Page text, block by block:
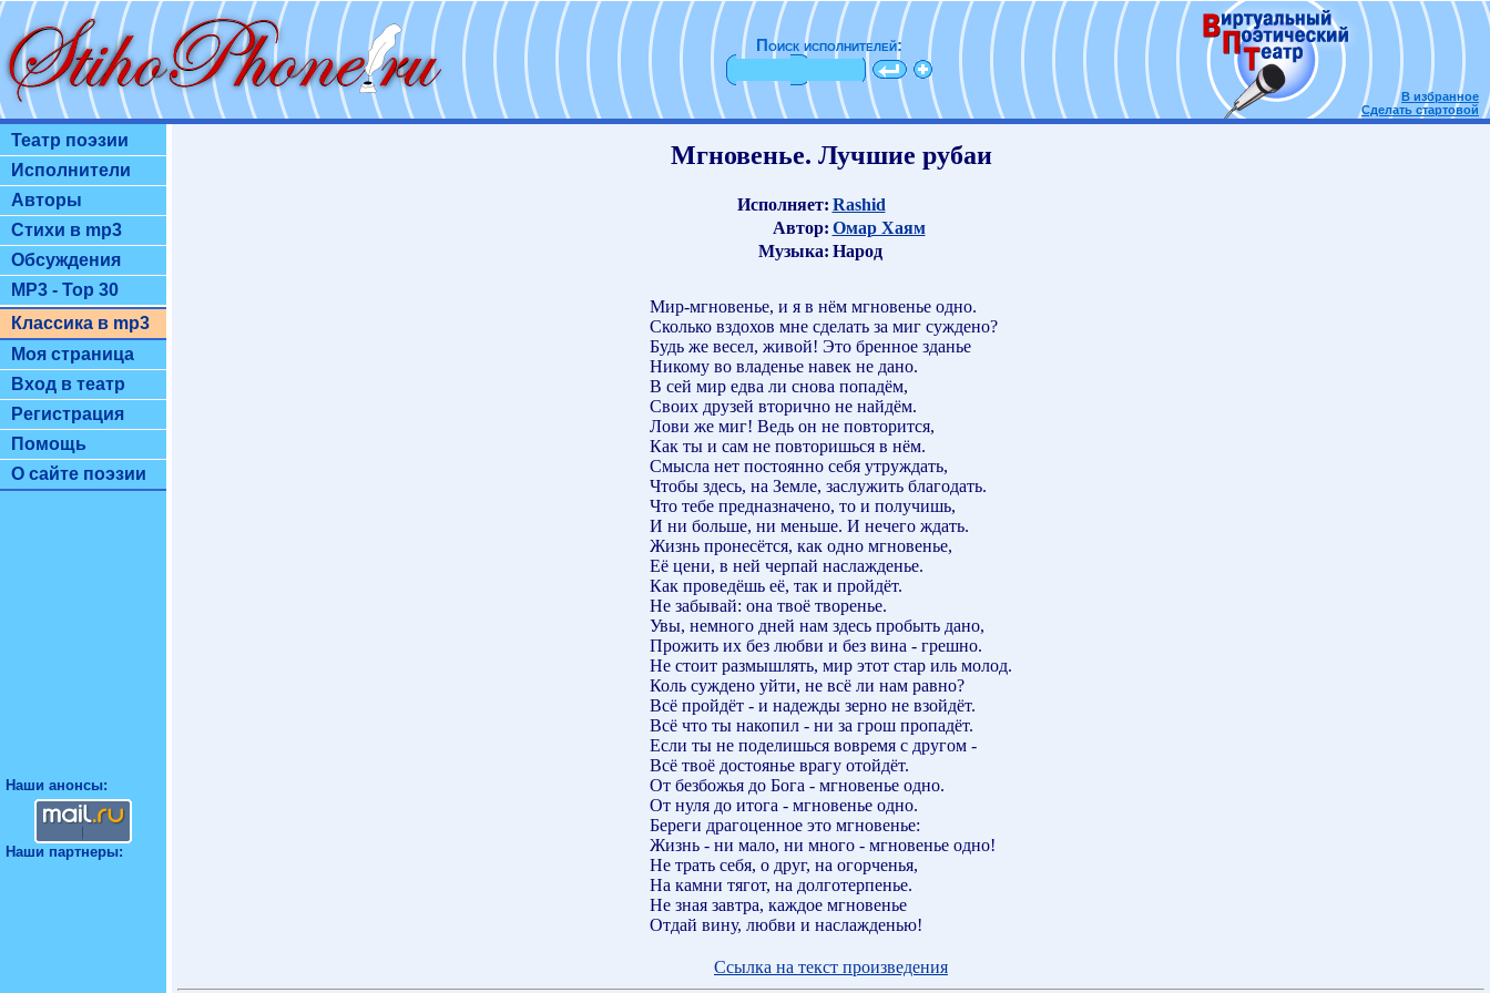
Поиск исполнителей:
В избранное
Сделать стартовой
Театр поэзии
Исполнители
Авторы
Стихи в mp3
Обсуждения
MP3 - Top 30
Классика в mp3
Моя страница
Вход в театр
Регистрация
Помощь
О сайте поэзии
Наши анонсы:
Наши партнеры:
Мгновенье. Лучшие рубаи
Исполняет: Rashid
Автор: Омар Хаям
Музыка: Народ
Мир-мгновенье, и я в нём мгновенье одно.
Сколько вздохов мне сделать за миг суждено?
Будь же весел, живой! Это бренное зданье
Никому во владенье навек не дано.
В сей мир едва ли снова попадём,
Своих друзей вторично не найдём.
Лови же миг! Ведь он не повторится,
Как ты и сам не повторишься в нём.
Смысла нет постоянно себя утруждать,
Чтобы здесь, на Земле, заслужить благодать.
Что тебе предназначено, то и получишь,
И ни больше, ни меньше. И нечего ждать.
Жизнь пронесётся, как одно мгновенье,
Её цени, в ней черпай наслажденье.
Как проведёшь её, так и пройдёт.
Не забывай: она твоё творенье.
Увы, немного дней нам здесь пробыть дано,
Прожить их без любви и без вина - грешно.
Не стоит размышлять, мир этот стар иль молод.
Коль суждено уйти, не всё ли нам равно?
Всё пройдёт - и надежды зерно не взойдёт.
Всё что ты накопил - ни за грош пропадёт.
Если ты не поделишься вовремя с другом -
Всё твоё достоянье врагу отойдёт.
От безбожья до Бога - мгновенье одно.
От нуля до итога - мгновенье одно.
Береги драгоценное это мгновенье:
Жизнь - ни мало, ни много - мгновенье одно!
Не трать себя, о друг, на огорченья,
На камни тягот, на долготерпенье.
Не зная завтра, каждое мгновенье
Отдай вину, любви и наслажденью!
Ссылка на текст произведения